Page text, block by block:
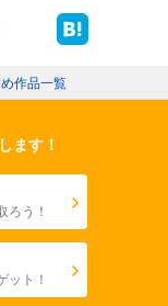
作品一覧
ます！
ろう！
ット！